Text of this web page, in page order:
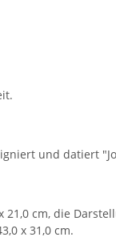
und datiert
21,0 cm, die
x 31,0 cm.